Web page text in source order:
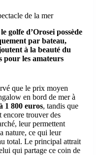
de la mer
golfe d’Orosei possède
par bateau,
à la beauté du
pour les amateurs
que le prix moyen
en bord de mer à
1 800 euros, tandis que
encore trouver des
leur permettent
nature, ce qui leur
total. Le principal attrait
qui partage ce coin de